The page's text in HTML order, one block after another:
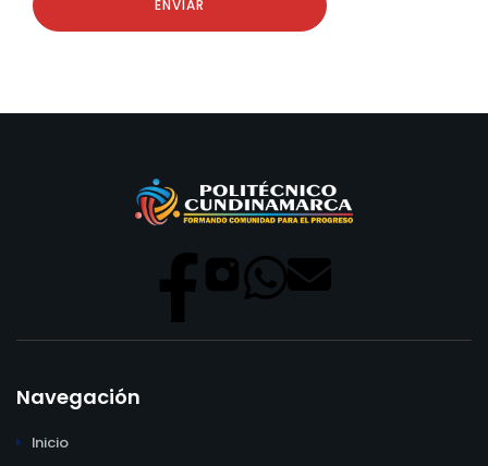
Navegación
Inicio